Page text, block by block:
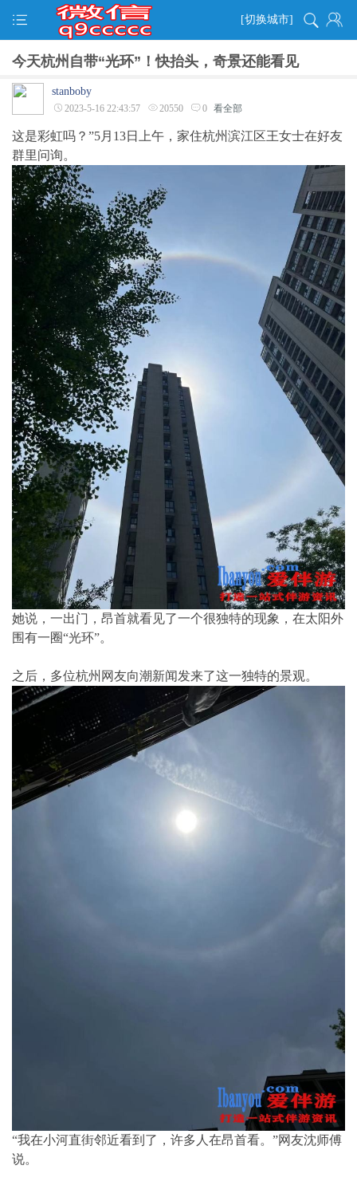
[切换城市]
今天杭州自带“光环”！快抬头，奇景还能看见
stanboby
2023-5-16 22:43:57 20550 0 看全部
这是彩虹吗？”5月13日上午，家住杭州滨江区王女士在好友
群里问询。
她说，一出门，昂首就看见了一个很独特的现象，在太阳外
围有一圈“光环”。
之后，多位杭州网友向潮新闻发来了这一独特的景观。
“我在小河直街邻近看到了，许多人在昂首看。”网友沈师傅
说。